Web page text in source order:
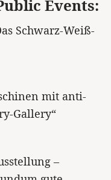
Events:
Schwarz-Weiß-
mit anti-
Gallery“
–